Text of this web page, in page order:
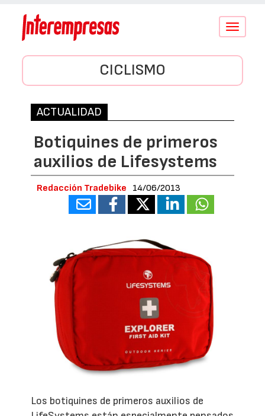
Conmutar
CICLISMO
ACTUALIDAD
Botiquines de primeros
auxilios de Lifesystems
Redacción Tradebike 14/06/2013
Los botiquines de primeros auxilios de